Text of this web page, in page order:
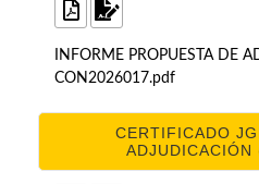
INFORME PROPUESTA DE
CON2026017.pdf
CERTIFICADO